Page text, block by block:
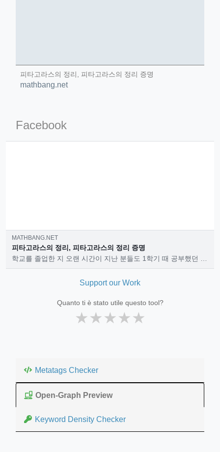
crew-neck-navy-blue/
피타고라스의 정리, 피타고라스의 정리 증명
mathbang.net
Facebook
MATHBANG.NET
피타고라스의 정리, 피타고라스의 정리 증명
학교를 졸업한 지 오랜 시간이 지난 분들도 1학기 때 공부했던 근
의 공식과 이 글에서 공부할 피타고라스의 정리는 들으면 기억이
난다고 할 거에요. 피타고라스의 정리는 이처럼 학교를 졸업한 지
몇 년이 지나도 기억나는 대표적인 공식이죠. 왜 기억할까요? 매
시간에 계속해서 나오는 아주 중요한 공식이라는 얘기예요. 이 글
의 내용을 주의 깊게 보시면 앞으로 수학 시간에 헤매는 일은 줄
Support our Work
Quanto ti è stato utile questo tool?
★★★★★
Metatags Checker
Open-Graph Preview
Keyword Density Checker